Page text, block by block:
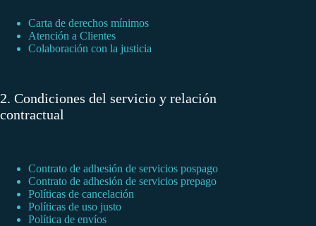
Carta de derechos mínimos
Atención a Clientes
Colaboración con la justicia
2. Condiciones del servicio y relación
contractual
Contrato de adhesión de servicios pospago
Contrato de adhesión de servicios prepago
Políticas de cancelación
Políticas de uso justo
Política de envíos